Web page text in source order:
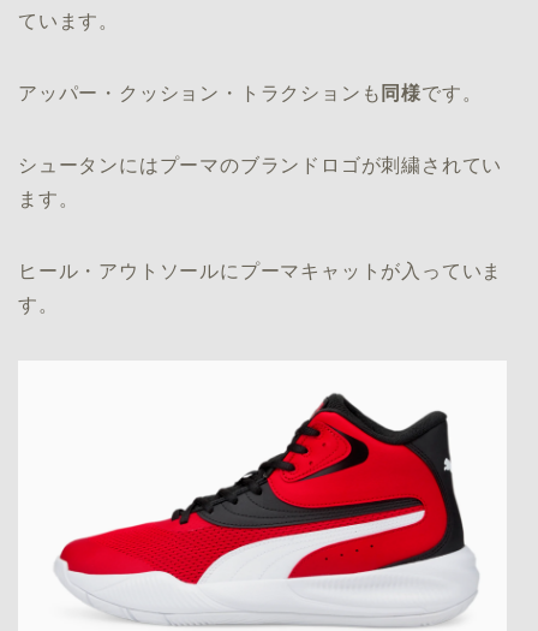
ています。
アッパー・クッション・トラクションも 同様です。
シュータンにはプーマのブランドロゴが刺繍されてい
ます。
ヒール・アウトソールにプーマキャットが入っていま
す。